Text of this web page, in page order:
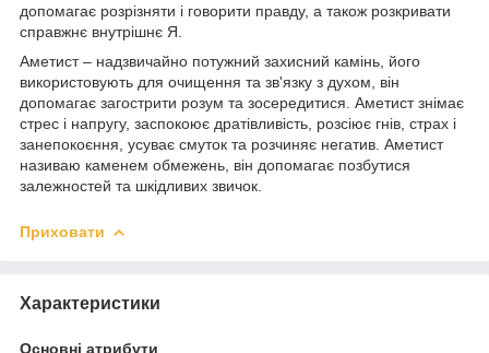
допомагає розрізняти і говорити правду, а також розкривати
справжнє внутрішнє Я.
Аметист – надзвичайно потужний захисний камінь, його
використовують для очищення та зв'язку з духом, він
допомагає загострити розум та зосередитися. Аметист знімає
стрес і напругу, заспокоює дратівливість, розсіює гнів, страх і
занепокоєння, усуває смуток та розчиняє негатив. Аметист
називаю каменем обмежень, він допомагає позбутися
залежностей та шкідливих звичок.
Приховати
Характеристики
Основні атрибути